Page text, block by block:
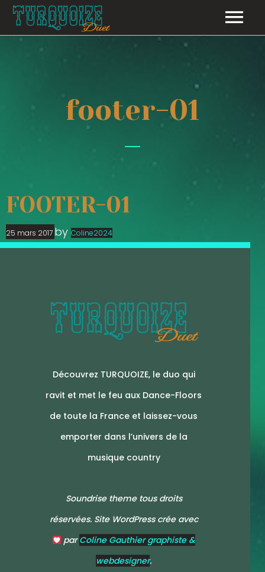
GALERIE
LE RÉPERTOIRE
footer-01
FOOTER-01
25 mars 2017 by Coline2024
Découvrez TURQUOIZE, le duo qui
ravit et met le feu aux Dance-Floors
de toute la France et laissez-vous
emporter dans l’univers de la
musique country
Soundrise theme tous droits
réservées. Site WordPress crée avec
parColine Gauthier graphiste &
webdesigner.